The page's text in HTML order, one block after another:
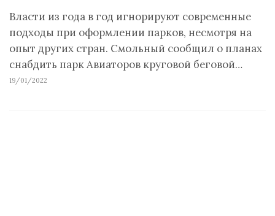
Власти из года в год игнорируют современные
подходы при оформлении парков, несмотря на
опыт других стран. Смольный сообщил о планах
снабдить парк Авиаторов круговой беговой…
19/01/2022